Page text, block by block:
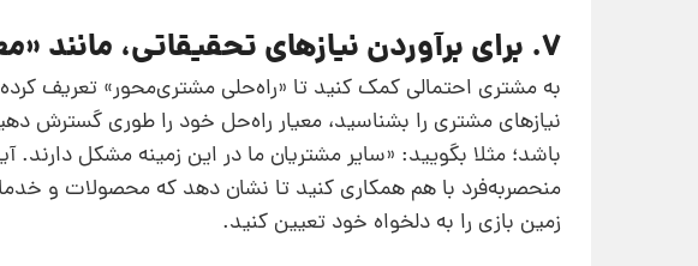
7. برای برآوردن نیازهای تحقیقاتی،‌ مانند «معمار» عمل کنید
به مشتری احتمالی کمک کنید تا «راه‌حلی مشتری‌محور» تعریف
نیازهای مشتری را بشناسید،‌ معیار راه‌حل خود را طوری گسترش
باشد؛ مثلا بگویید: «سایر مشتریان ما در این زمینه مشکل دارند.
منحصربه‌فرد با هم همکاری کنید تا نشان دهد که محصولات و
زمین بازی را به‌ دلخواه خود تعیین کنید.